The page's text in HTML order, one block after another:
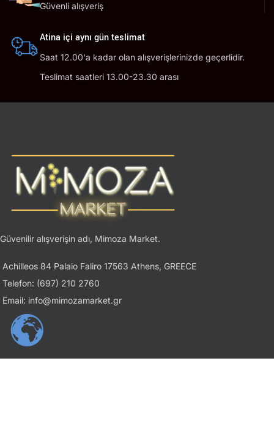
Güvenli alışveriş
Atina içi aynı gün teslimat
Saat 12.00'a kadar olan alışverişlerinizde geçerlidir.
Teslimat saatleri 13.00-23.30 arası
Güvenilir alışverişin adı, Mimoza Market.
Achilleos 84 Palaio Faliro 17563 Athens, GREECE
Telefon: (697) 210 2760
Email: info@mimozamarket.gr